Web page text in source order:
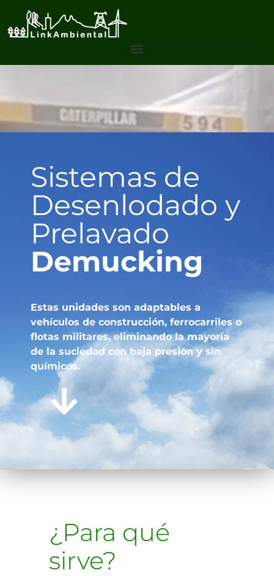
Sistemas de
Desenlodado y
Prelavado
Demucking
Estas unidades son adaptables a
vehículos de construcción, ferrocarriles o
flotas militares, eliminando la mayoría
de la suciedad con baja presión y sin
químicos.
¿Para qué
sirve?